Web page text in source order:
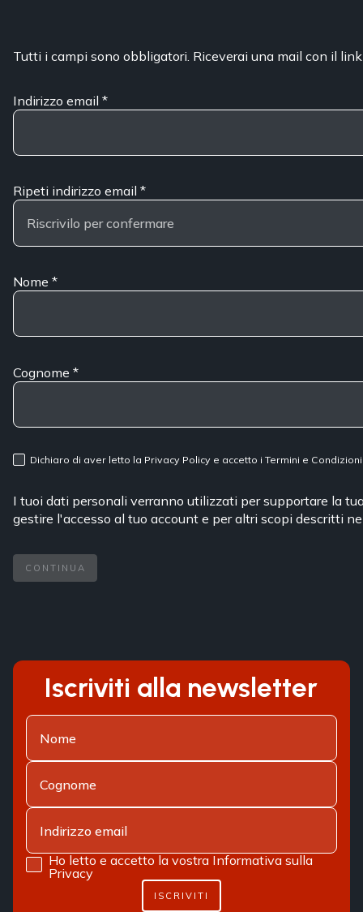
Tutti i campi sono obbligatori. Riceverai una mail con il
Indirizzo email*
Ripeti indirizzo email*
Nome*
Cognome*
Dichiaro di aver letto la Privacy Policye accetto i Termini e
I tuoi dati personali verranno utilizzati per supportare la
gestire l'accesso al tuo account e per altri scopi descritti
CONTINUA
Iscriviti alla newsletter
Ho letto e accetto la vostra Informativa sulla
Privacy
ISCRIVITI